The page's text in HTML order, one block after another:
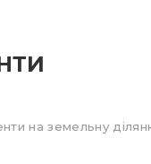
на земельну